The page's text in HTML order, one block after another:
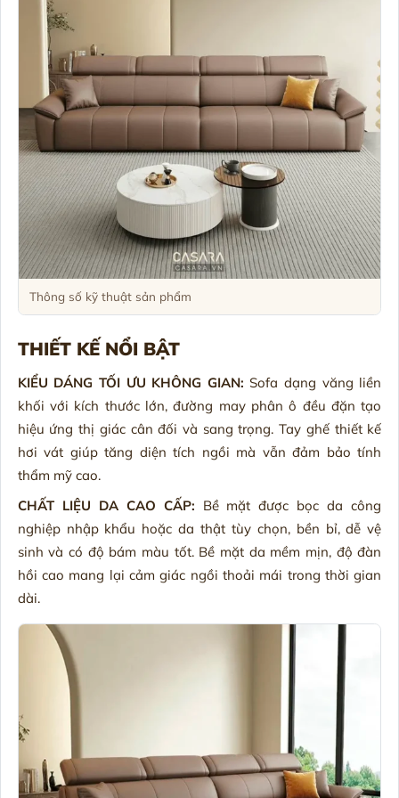
Thông số kỹ thuật sản phẩm
THIẾT KẾ NỔI BẬT
KIỂU DÁNG TỐI ƯU KHÔNG GIAN:Sofa dạng văng liền
khối với kích thước lớn, đường may phân ô đều đặn tạo
hiệu ứng thị giác cân đối và sang trọng. Tay ghế thiết kế
hơi vát giúp tăng diện tích ngồi mà vẫn đảm bảo tính
thẩm mỹ cao.
CHẤT LIỆU DA CAO CẤP: Bề mặt được bọc da công
nghiệp nhập khẩu hoặc da thật tùy chọn, bền bỉ, dễ vệ
sinh và có độ bám màu tốt. Bề mặt da mềm mịn, độ đàn
hồi cao mang lại cảm giác ngồi thoải mái trong thời gian
dài.